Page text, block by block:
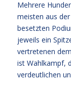
Mehrere
meisten aus
besetzten
jeweils ein
vertretenen
ist Wahlkampf,
verdeutlichen